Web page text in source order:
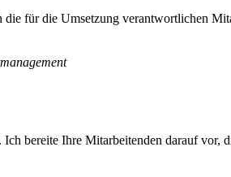
für die Umsetzung verantwortlichen
bereite Ihre Mitarbeitenden darauf vor,